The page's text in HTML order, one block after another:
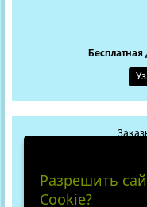
Разрешить
Cookie?